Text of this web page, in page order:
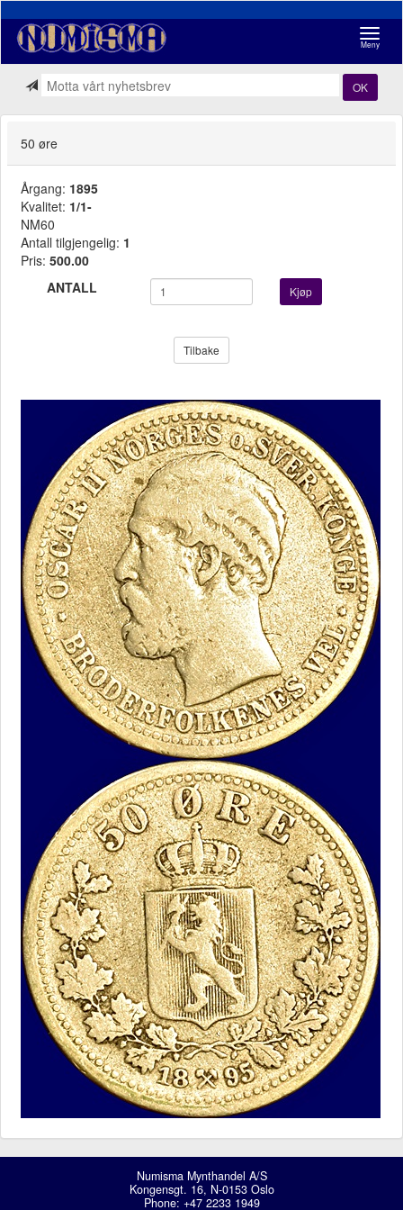
Meny
OK
50 øre
Årgang: 1895
Kvalitet: 1/1-
NM60
Antall tilgjengelig: 1
Pris: 500.00
ANTALL
Kjøp
Tilbake
Numisma Mynthandel A/S
Kongensgt. 16, N-0153 Oslo
Phone: +47 2233 1949